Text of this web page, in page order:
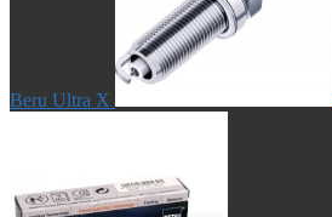
Beru Ultra X